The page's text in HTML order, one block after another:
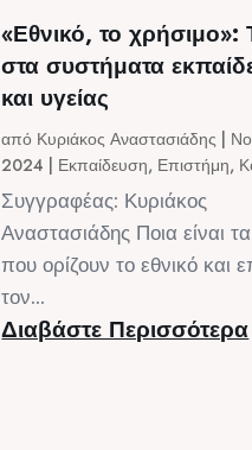
«Εθνικό, το χρήσιμο»:
στα συστήματα
και υγείας
από Κυριάκος Αναστασιάδης |
2024 | Εκπαίδευση, Επιστήμη,
Συγγραφέας: Κυριάκος
Αναστασιάδης Ποια είναι τα
που ορίζουν το εθνικό και
τον...
Διαβάστε Περισσότερα